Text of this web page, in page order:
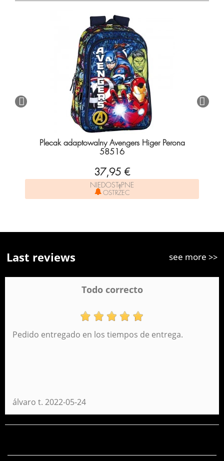
Plecak adaptowalny Avengers Higer Perona
58516
37,95 €
NIEDOSTęPNE
OSTRZEC
Last reviews see more >>
Todo correcto
Pedido entregado en los tiempos de entrega.
álvaro t. 2022-05-24